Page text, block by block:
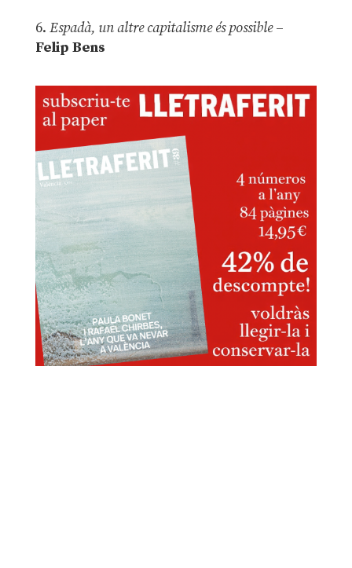
6. Espadà, un altre capitalisme és possible –
Felip Bens